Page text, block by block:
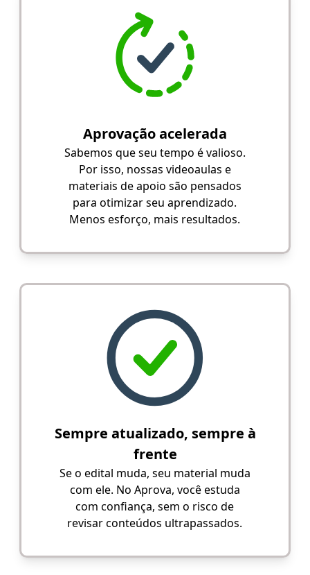
Aprovação acelerada
Sabemos que seu tempo é valioso.
Por isso, nossas videoaulas e
materiais de apoio são pensados
para otimizar seu aprendizado.
Menos esforço, mais resultados.
Sempre atualizado, sempre à
frente
Se o edital muda, seu material muda
com ele. No Aprova, você estuda
com confiança, sem o risco de
revisar conteúdos ultrapassados.